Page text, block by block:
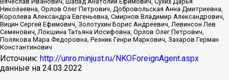
Николаевна, Орлов Олег Петрович, Добровольская Анна Дмитриевна,
Королева Александра Евгеньевна, Смирнов Владимир Александрович,
Вицин Сергей Ефимович, Золотухин Борис Андреевич, Левинсон Лев
Семенович, Локшина Татьяна Иосифовна, Орлов Олег Петрович,
Полякова Мара Федоровна, Резник Генри Маркович, Захаров Герман
Константинович
Источник: http://unro.minjust.ru/NKOForeignAgent.aspx
данные на 24.03.2022